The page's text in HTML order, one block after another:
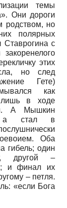
темы
Они дороги
родством, но
полярных
Ставрогина с
этих
но след
Гете)
как
лишь в ходе
А Мышкин
а стал в
Оба
гибель; один
другой –
и финал их
– петля.
«если Бога